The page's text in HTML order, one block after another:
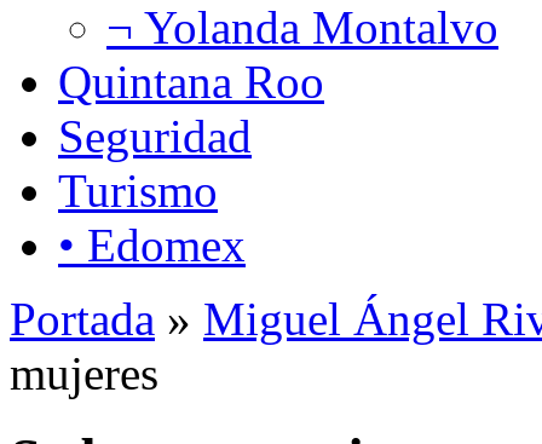
¬ Yolanda Montalvo
Quintana Roo
Seguridad
Turismo
• Edomex
Portada » Miguel Ángel
mujeres